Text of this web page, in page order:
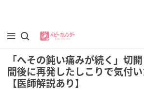
「へその鈍い痛みが続く」切
間後に再発したしこりで気付
【医師解説あり】